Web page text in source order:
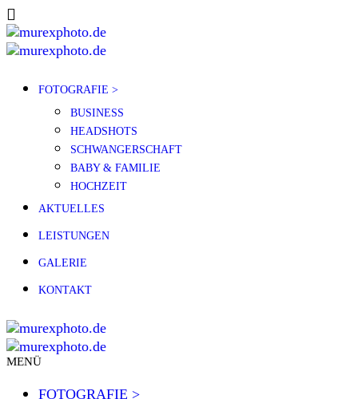
FOTOGRAFIE >
BUSINESS
HEADSHOTS
SCHWANGERSCHAFT
BABY & FAMILIE
HOCHZEIT
AKTUELLES
LEISTUNGEN
GALERIE
KONTAKT
MENÜ
FOTOGRAFIE >